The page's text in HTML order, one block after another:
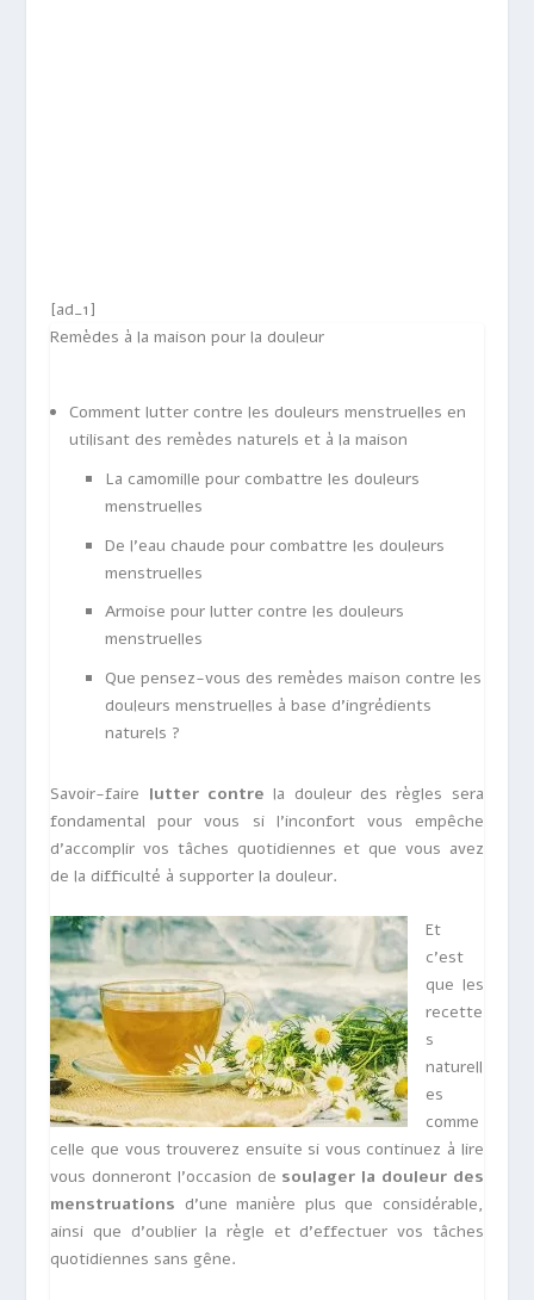
[ad_1]
Remèdes à la maison pour la douleur
Comment lutter contre les douleurs menstruelles en
utilisant des remèdes naturels et à la maison
La camomille pour combattre les douleurs
menstruelles
De l’eau chaude pour combattre les douleurs
menstruelles
Armoise pour lutter contre les douleurs
menstruelles
Que pensez-vous des remèdes maison contre les
douleurs menstruelles à base d’ingrédients
naturels ?
Savoir-faire lutter contre la douleur des règles sera
fondamental pour vous si l’inconfort vous empêche
d’accomplir vos tâches quotidiennes et que vous avez
de la difficulté à supporter la douleur.
Et
c’est
que les
recette
s
naturell
es
comme
celle que vous trouverez ensuite si vous continuez à lire
vous donneront l’occasion de soulager la douleur des
menstruations d’une manière plus que considérable,
ainsi que d’oublier la règle et d’effectuer vos tâches
quotidiennes sans gêne.